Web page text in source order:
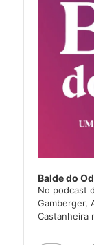
Balde do
No podcast
Gamberger,
Castanheira